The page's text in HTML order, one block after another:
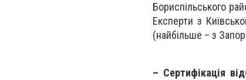
Бориспільського
Експерти з
(найбільше – з
– Сертифікація